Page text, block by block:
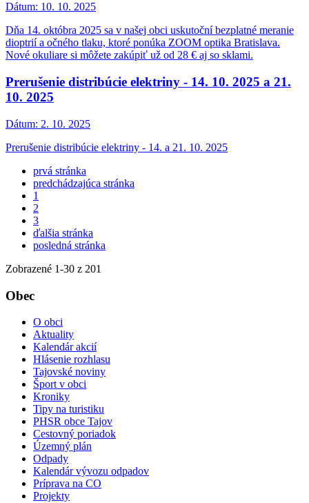
Dátum: 10. 10. 2025
Dňa 14. októbra 2025 sa v našej obci uskutoční bezplatné meranie
dioptrií a očného tlaku, ktoré ponúka ZOOM optika Bratislava.
Nové okuliare si môžete zakúpiť už od 28 € aj so sklami.
Prerušenie distribúcie elektriny - 14. 10. 2025 a 21.
10. 2025
Dátum: 2. 10. 2025
Prerušenie distribúcie elektriny - 14. a 21. 10. 2025
prvá stránka
predchádzajúca stránka
1
2
3
ďalšia stránka
posledná stránka
Zobrazené 1-30 z 201
Obec
O obci
Aktuality
Kalendár akcií
Hlásenie rozhlasu
Tajovské noviny
Šport v obci
Kroniky
Tipy na turistiku
PHSR obce Tajov
Cestovný poriadok
Územný plán
Odpady
Kalendár vývozu odpadov
Príprava na CO
Projekty